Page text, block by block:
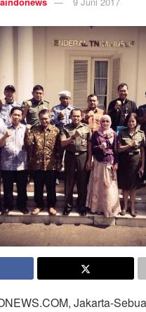
Jakarta-